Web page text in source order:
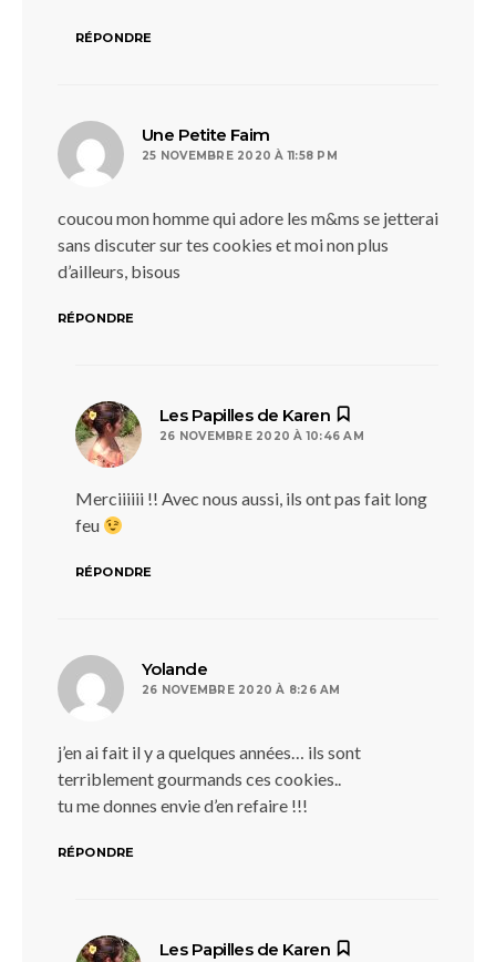
RÉPONDRE
Une Petite Faim
25 NOVEMBRE 2020 À 11:58 PM
coucou mon homme qui adore les m&ms se jetterai
sans discuter sur tes cookies et moi non plus
d’ailleurs, bisous
RÉPONDRE
Les Papilles de Karen
26 NOVEMBRE 2020 À 10:46 AM
Merciiiiii !! Avec nous aussi, ils ont pas fait long
feu
RÉPONDRE
Yolande
26 NOVEMBRE 2020 À 8:26 AM
j’en ai fait il y a quelques années… ils sont
terriblement gourmands ces cookies..
tu me donnes envie d’en refaire !!!
RÉPONDRE
Les Papilles de Karen